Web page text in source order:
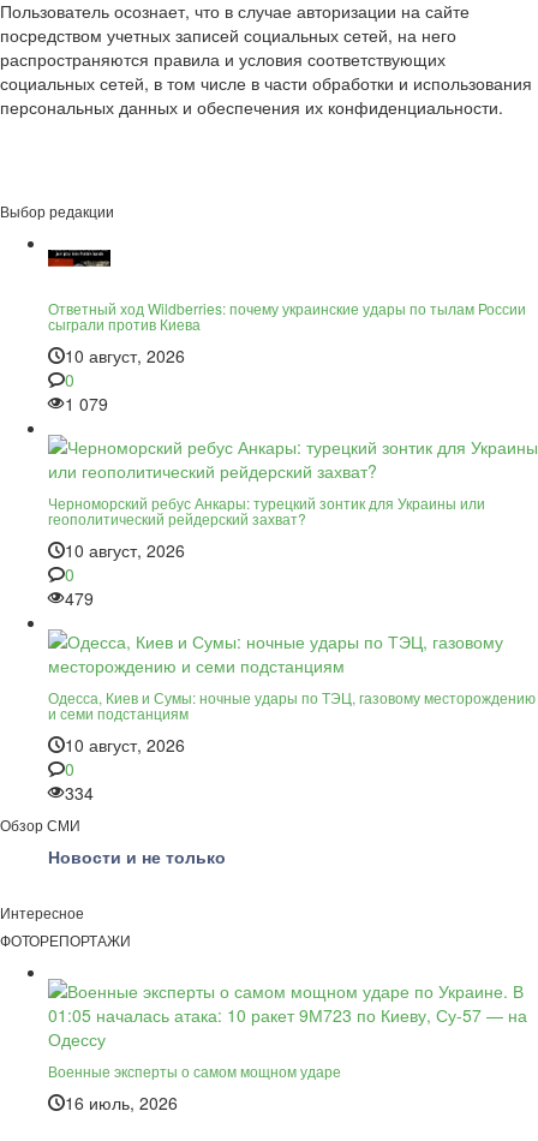
Пользователь осознает, что в случае авторизации на сайте
посредством учетных записей социальных сетей, на него
распространяются правила и условия соответствующих
социальных сетей, в том числе в части обработки и использования
персональных данных и обеспечения их конфиденциальности.
Выбор редакции
Ответный ход Wildberries: почему украинские удары по тылам России
сыграли против Киева
10 август, 2026
0
1 079
Черноморский ребус Анкары: турецкий зонтик для Украины или
геополитический рейдерский захват?
10 август, 2026
0
479
Одесса, Киев и Сумы: ночные удары по ТЭЦ, газовому месторождению
и семи подстанциям
10 август, 2026
0
334
Обзор СМИ
Новости и не только
Интересное
ФОТОРЕПОРТАЖИ
Военные эксперты о самом мощном ударе
16 июль, 2026